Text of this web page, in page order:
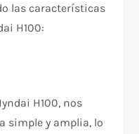
las características
H100:
H100, nos
simple y amplia, lo